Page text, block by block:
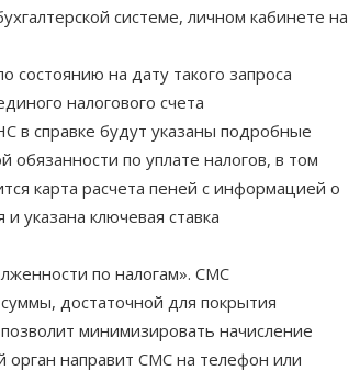
системе, личном кабинете на
на дату такого запроса
налогового счета
в справке будут указаны подробные
по уплате налогов, в том
карта расчета пеней с информацией о
указана ключевая ставка
по налогам». СМС
достаточной для покрытия
минимизировать начисление
орган направит СМС на телефон или